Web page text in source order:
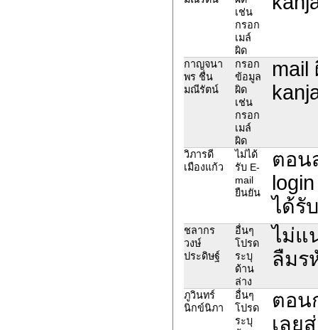
เช่น
กรอก
เมล์
ผิด
กาญจนา
พร ชื่น
มณีรัตน์
กรอก
ข้อมูล
ผิด
เช่น
กรอก
เมล์
ผิด
mail
วิภารดี
เมืองแก้ว
ไม่ได้
รับ E-
mail
ยืนยัน
ตอน
ได้รั
ชลากร
วงษ์
ประดิษฐ์
อื่นๆ
โปรด
ระบุ
ด้าน
ล่าง
ไม่แ
ลืมร
ภูวินทร์
นิกข์นิภา
อื่นๆ
โปรด
ระบุ
ตอน
เลย